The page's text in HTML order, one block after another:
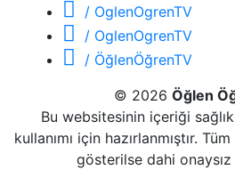
/ OglenOgrenTV
/ OglenOgrenTV
/ ÖğlenÖğrenTV
© 2026 Öğlen
Bu websitesinin içeriği
kullanımı için hazırlanmıştır.
gösterilse dahi onaysız